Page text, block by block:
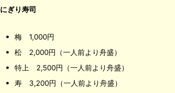
にぎり寿司
梅 1,000円
松 2,000円（一人前より舟盛）
特上 2,500円（一人前より舟盛）
寿 3,200円（一人前より舟盛）